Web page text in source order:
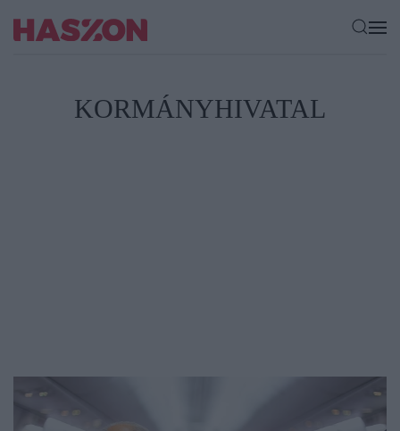
KORMÁNYHIVATAL